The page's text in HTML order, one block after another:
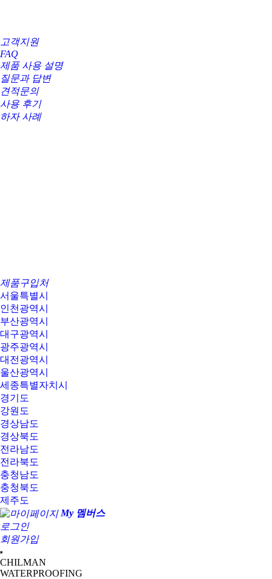
고객지원
FAQ
제품 사용 설명
질문과 답변
견적문의
사용 후기
하자 사례
제품구입처
서울특별시
인천광역시
부산광역시
대구광역시
광주광역시
대전광역시
울산광역시
세종특별자치시
경기도
강원도
경상남도
경상북도
전라남도
전라북도
충청남도
충청북도
제주도
My 멤버스
로그인
회원가입
CHILMAN
WATERPROOFING